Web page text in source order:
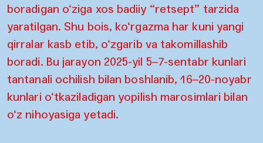
boradigan o‘ziga xos badiiy “retsept” tarzida
yaratilgan. Shu bois, ko‘rgazma har kuni yangi
qirralar kasb etib, o‘zgarib va takomillashib
boradi. Bu jarayon 2025-yil 5–7-sentabr kunlari
tantanali ochilish bilan boshlanib, 16–20-noyabr
kunlari o‘tkaziladigan yopilish marosimlari bilan
o‘z nihoyasiga yetadi.